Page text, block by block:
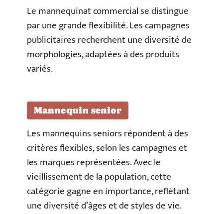
Le mannequinat commercial se distingue
par une grande flexibilité. Les campagnes
publicitaires recherchent une diversité de
morphologies, adaptées à des produits
variés.
Mannequin senior
Les mannequins seniors répondent à des
critères flexibles, selon les campagnes et
les marques représentées. Avec le
vieillissement de la population, cette
catégorie gagne en importance, reflétant
une diversité d’âges et de styles de vie.